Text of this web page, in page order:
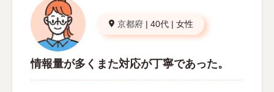
京都府 | 40代 | 女性
情報量が多くまた対応が丁寧であった。